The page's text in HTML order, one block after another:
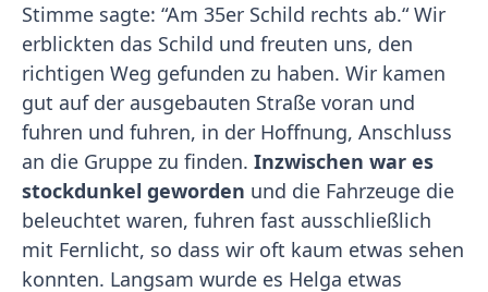
Stimme sagte: “Am 35er Schild rechts ab.“ Wir
erblickten das Schild und freuten uns, den
richtigen Weg gefunden zu haben. Wir kamen
gut auf der ausgebauten Straße voran und
fuhren und fuhren, in der Hoffnung, Anschluss
an die Gruppe zu finden. Inzwischen war es
stockdunkel geworden und die Fahrzeuge die
beleuchtet waren, fuhren fast ausschließlich
mit Fernlicht, so dass wir oft kaum etwas sehen
konnten. Langsam wurde es Helga etwas